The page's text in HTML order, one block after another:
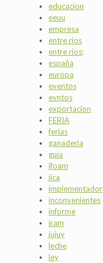
educacion
eeuu
empresa
entre rios
entre rios;
españa
europa
eventos
evntos
exportacion
FERIA
ferias
ganaderia
guia
ifoam
iica
implementador
inconvenientes
informe
iram
jujuy
leche
ley